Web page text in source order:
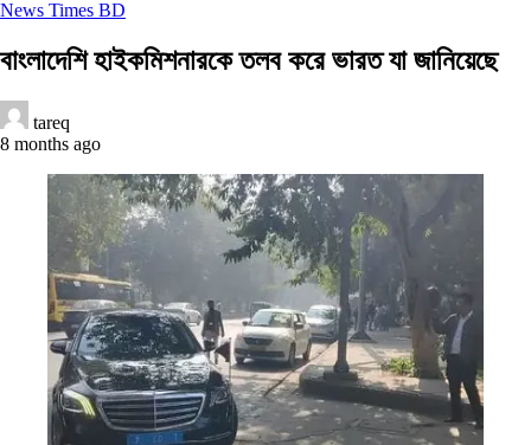
News Times BD
বাংলাদেশি হাইকমিশনারকে তলব করে ভারত যা জানিয়েছে
tareq
8 months ago